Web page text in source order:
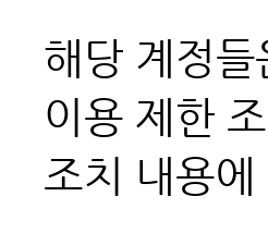
해당 계정
이용 제한
조치 내용